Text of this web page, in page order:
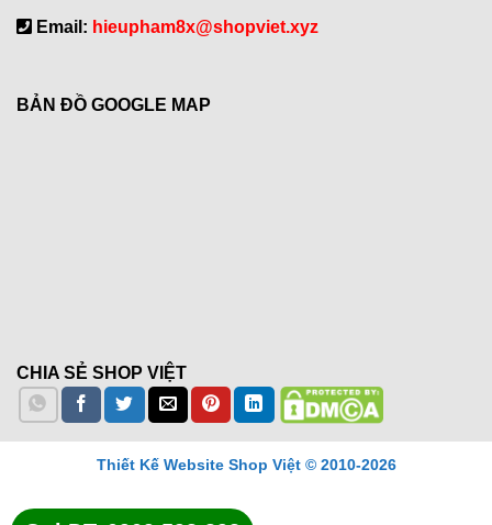
Email: hieupham8x@shopviet.xyz
BẢN ĐỒ GOOGLE MAP
CHIA SẺ SHOP VIỆT
Thiết Kế Website Shop Việt © 2010-2026